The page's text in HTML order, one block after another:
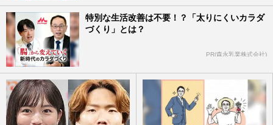
特別な生活改善は不要！？「太りにくいカラダ
づくり」とは？
PR(森永乳業株式会社)